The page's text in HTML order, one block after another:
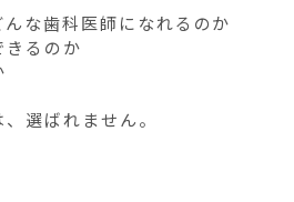
な歯科医師になれるのか
きるのか
選ばれません。